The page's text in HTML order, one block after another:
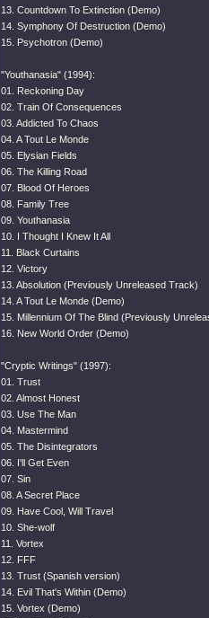
13. Countdown To Extinction (Demo)
14. Symphony Of Destruction (Demo)
15. Psychotron (Demo)
"Youthanasia" (1994):
01. Reckoning Day
02. Train Of Consequences
03. Addicted To Chaos
04. A Tout Le Monde
05. Elysian Fields
06. The Killing Road
07. Blood Of Heroes
08. Family Tree
09. Youthanasia
10. I Thought I Knew It All
11. Black Curtains
12. Victory
13. Absolution (Previously Unreleased Track)
14. A Tout Le Monde (Demo)
15. Millennium Of The Blind (Previously
16. New World Order (Demo)
"Cryptic Writings" (1997):
01. Trust
02. Almost Honest
03. Use The Man
04. Mastermind
05. The Disintegrators
06. I'll Get Even
07. Sin
08. A Secret Place
09. Have Cool, Will Travel
10. She-wolf
11. Vortex
12. FFF
13. Trust (Spanish version)
14. Evil That's Within (Demo)
15. Vortex (Demo)